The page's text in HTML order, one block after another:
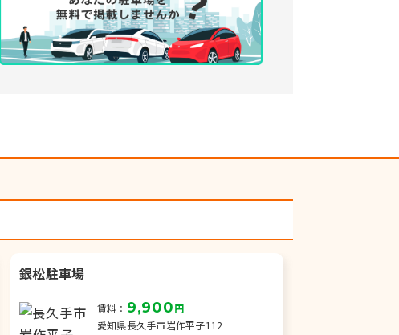
銀松駐車場
賃料： 9,900円
愛知県長久手市岩作平子112